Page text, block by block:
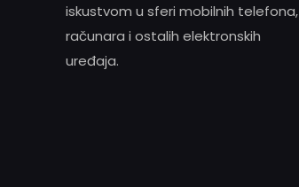
iskustvom u sferi mobilnih telefona,
računara i ostalih elektronskih
uređaja.